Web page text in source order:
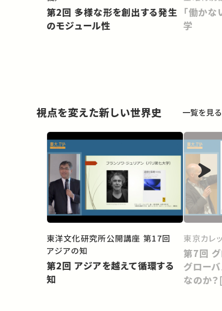
第2回 多様な形を創出する発生
のモジュール性
「働か
学
視点を変えた新しい世界史 一覧を見る
東洋文化研究所公開講座 第17回
アジアの知
第2回 アジアを越えて循環する
知
東京カレ
第7回 グローバルヒストリー：1.
グロー
なのか